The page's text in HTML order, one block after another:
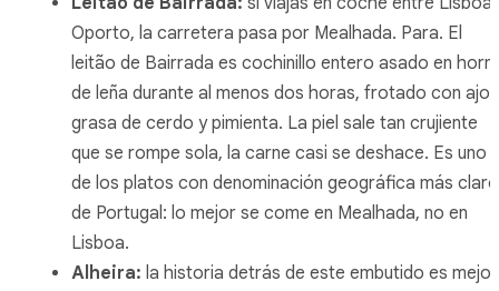
Oporto, la carretera pasa por Mealhada. Para. El
leitão de Bairrada es cochinillo entero asado en
de leña durante al menos dos horas, frotado con ajo,
grasa de cerdo y pimienta. La piel sale tan crujiente
que se rompe sola, la carne casi se deshace. Es uno
de los platos con denominación geográfica más
de Portugal: lo mejor se come en Mealhada, no en
Lisboa.
Alheira: la historia detrás de este embutido es mejor